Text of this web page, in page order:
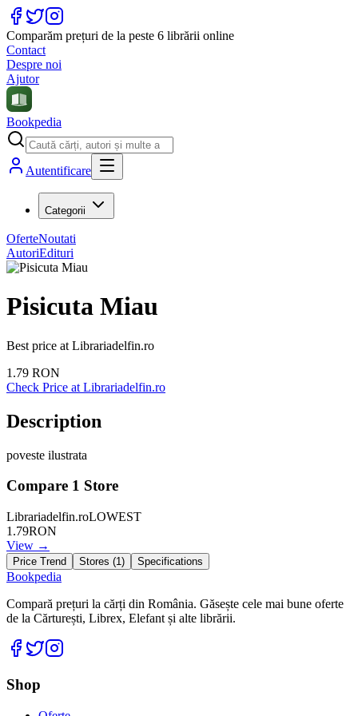
Comparăm prețuri de la peste 6 librării online
Contact
Despre noi
Ajutor
Bookpedia
Autentificare
Categorii
OferteNoutati
AutoriEdituri
Pisicuta Miau
Best price at Librariadelfin.ro
1.79 RON
Check Price at Librariadelfin.ro
Description
poveste ilustrata
Compare 1 Store
Librariadelfin.roLOWEST
1.79RON
View →
Price Trend Stores (1) Specifications
Bookpedia
Compară prețuri la cărți din România. Găsește cele mai bune oferte
de la Cărturești, Librex, Elefant și alte librării.
Facebook
Twitter
Shop